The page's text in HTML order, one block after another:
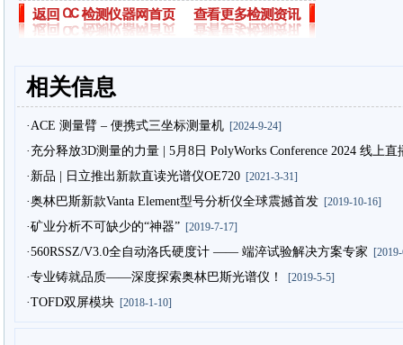
相关信息
·ACE 测量臂 – 便携式三坐标测量机[2024-9-24]
·充分释放3D测量的力量 | 5月8日 PolyWorks Conference 2024 线上
·新品 | 日立推出新款直读光谱仪OE720[2021-3-31]
·奥林巴斯新款Vanta Element型号分析仪全球震撼首发[2019-10-16]
·矿业分析不可缺少的“神器”[2019-7-17]
·560RSSZ/V3.0全自动洛氏硬度计 —— 端淬试验解决方案专家
·专业铸就品质——深度探索奥林巴斯光谱仪！ [2019-5-5]
·TOFD双屏模块[2018-1-10]